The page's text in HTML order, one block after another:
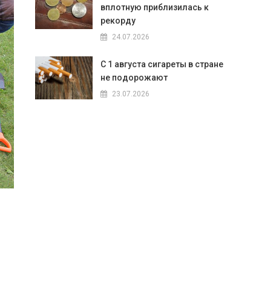
вплотную приблизилась к
рекорду
24.07.2026
С 1 августа сигареты в стране
не подорожают
23.07.2026